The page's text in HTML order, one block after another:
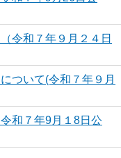
令和７年９月２４日
ついて(令和７年９月
和７年9月１8日公